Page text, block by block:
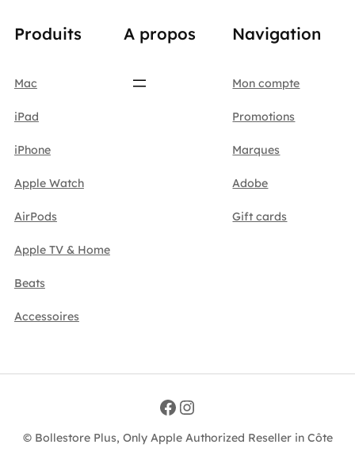
Produits
Mac
iPad
iPhone
Apple Watch
AirPods
Apple TV & Home
Beats
Accessoires
A propos Navigation
Mon compte
Promotions
Marques
Adobe
Gift cards
Facebook Instagram
© Bollestore Plus, Only Apple Authorized Reseller in Côte